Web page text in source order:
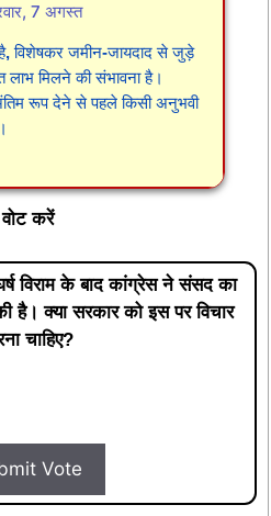
7 अगस्त
विशेषकर जमीन-जायदाद से जुड़े
लाभ मिलने की संभावना है।
रूप देने से पहले किसी अनुभवी
वोट करें
विराम के बाद कांग्रेस ने संसद का
है। क्या सरकार को इस पर विचार
चाहिए?
Vote